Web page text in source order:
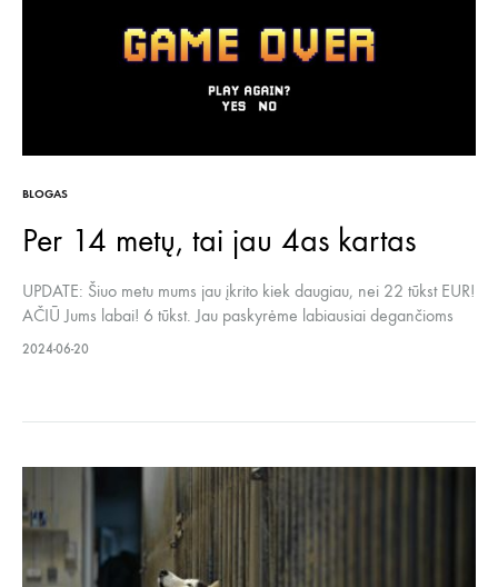
BLOGAS
Per 14 metų, tai jau 4as kartas
UPDATE: Šiuo metu mums jau įkrito kiek daugiau, nei 22 tūkst EUR!
AČIŪ Jums labai! 6 tūkst. Jau paskyrėme labiausiai degančioms
sąskaitoms apmokėti. Labai tikimės, kad pavyks dar šiek tiek
2024-06-20